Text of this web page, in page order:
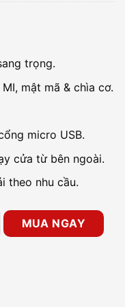
trọng.
mật mã & chìa cơ.
micro USB.
cửa từ bên ngoài.
theo nhu cầu.
PHGLOCK FP5006
MUA NGAY